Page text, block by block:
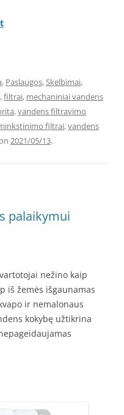
, Paslaugos,Skelbimai,
,filtrai, mechaniniai vandens
,vandens filtravimo
filtrai,vandens
2021/05/13.
palaikymui
nežino kaip
iš žemės išgaunamas
ir nemalonaus
kokybę užtikrina